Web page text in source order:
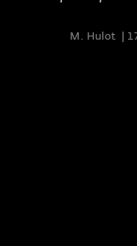
M. Hulot